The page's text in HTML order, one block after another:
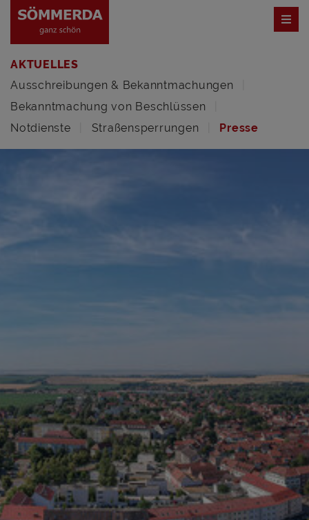
AKTUELLES
Ausschreibungen & Bekanntmachungen
Bekanntmachung von Beschlüssen
Notdienste
Straßensperrungen Presse